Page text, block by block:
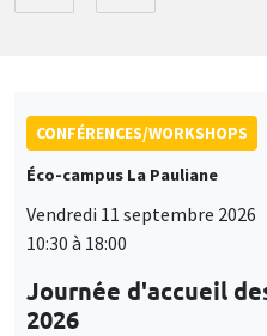
CONFÉRENCES/WORKSHOPS
Éco-campus La Pauliane
Vendredi 11 septembre 2026
10:30 à 18:00
Journée d'accueil
2026